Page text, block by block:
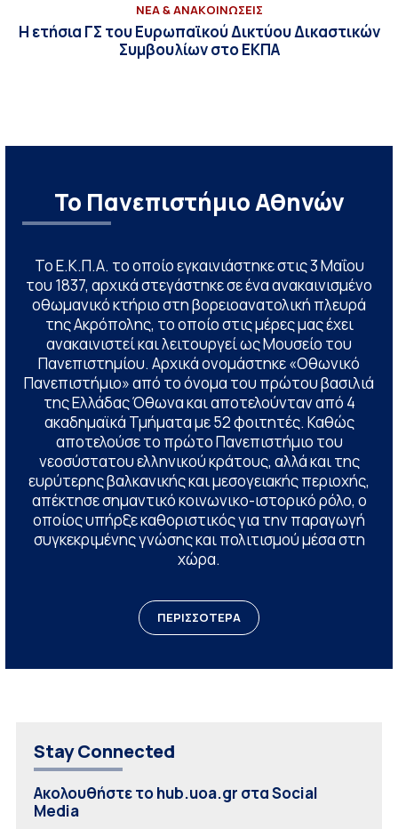
ΝΕΑ & ΑΝΑΚΟΙΝΩΣΕΙΣ
Η ετήσια ΓΣ του Ευρωπαϊκού Δικτύου Δικαστικών
Συμβουλίων στο ΕΚΠΑ
Το Πανεπιστήμιο Αθηνών
Το Ε.Κ.Π.Α. το οποίο εγκαινιάστηκε στις 3 Μαΐου
του 1837, αρχικά στεγάστηκε σε ένα ανακαινισμένο
οθωμανικό κτήριο στη βορειοανατολική πλευρά
της Ακρόπολης, το οποίο στις μέρες μας έχει
ανακαινιστεί και λειτουργεί ως Μουσείο του
Πανεπιστημίου. Αρχικά ονομάστηκε «Οθωνικό
Πανεπιστήμιο» από το όνομα του πρώτου βασιλιά
της Ελλάδας Όθωνα και αποτελούνταν από 4
ακαδημαϊκά Τμήματα με 52 φοιτητές. Καθώς
αποτελούσε το πρώτο Πανεπιστήμιο του
νεοσύστατου ελληνικού κράτους, αλλά και της
ευρύτερης βαλκανικής και μεσογειακής περιοχής,
απέκτησε σημαντικό κοινωνικο-ιστορικό ρόλο, ο
οποίος υπήρξε καθοριστικός για την παραγωγή
συγκεκριμένης γνώσης και πολιτισμού μέσα στη
χώρα.
ΠΕΡΙΣΣΟΤΕΡΑ
Stay Connected
Ακολουθήστε το hub.uoa.gr στα Social
Media